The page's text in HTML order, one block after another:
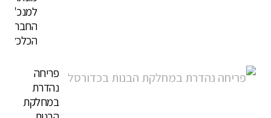
החברה
הכלכלית
פריחה
נהדרת
במחלקת